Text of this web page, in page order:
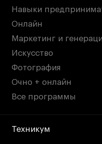
Навыки
Онлайн
Маркетинг и
Искусство
Фотография
Очно + онлайн
Все программы
Техникум